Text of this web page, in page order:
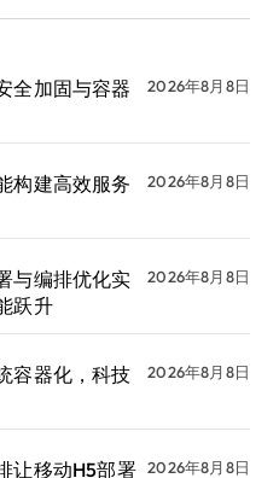
全加固与容器
2026年8月8日
构建高效服务
2026年8月8日
与编排优化实
跃升
2026年8月8日
容器化，科技
2026年8月8日
让移动H5部署 2026年8月8日